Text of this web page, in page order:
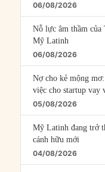
06/08/2026
Nỗ lực âm thầm
Mỹ Latinh
06/08/2026
Nợ cho kẻ mộng
việc cho startup vay
05/08/2026
Mỹ Latinh đang trở
cánh hữu mới
04/08/2026